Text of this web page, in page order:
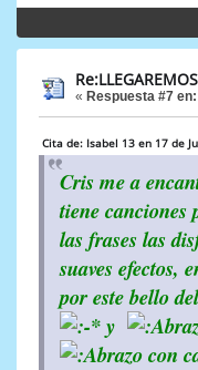
« Respuesta #7 en:
Cita de: Isabel 13 en 17 de
Cris me a
tiene canciones
las frases las
suaves efectos,
por este bello
y
con